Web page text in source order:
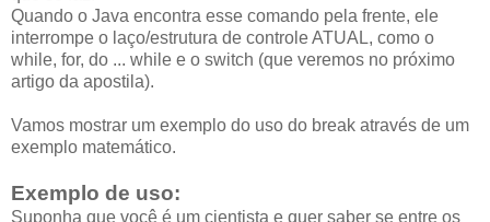
Quando o Java encontra esse comando pela frente, ele
interrompe o laço/estrutura de controle ATUAL, como o
while, for, do ... while e o switch (que veremos no próximo
artigo da apostila).
Vamos mostrar um exemplo do uso do break através de um
exemplo matemático.
Exemplo de uso:
Suponha que você é um cientista e quer saber se entre os